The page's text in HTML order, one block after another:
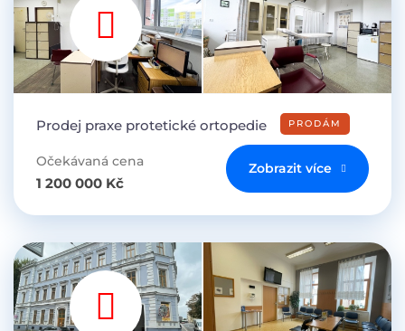
Prodej praxe protetické ortopedie PRODÁM
Očekávaná cena
1 200 000 Kč
Zobrazit více